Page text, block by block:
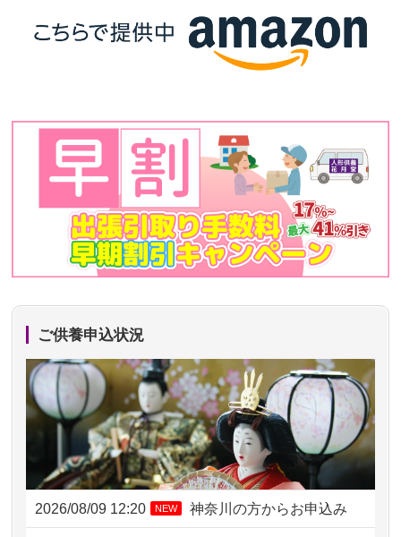
ご供養申込状況
2026/08/09 12:20 NEW 神奈川の方からお申込み